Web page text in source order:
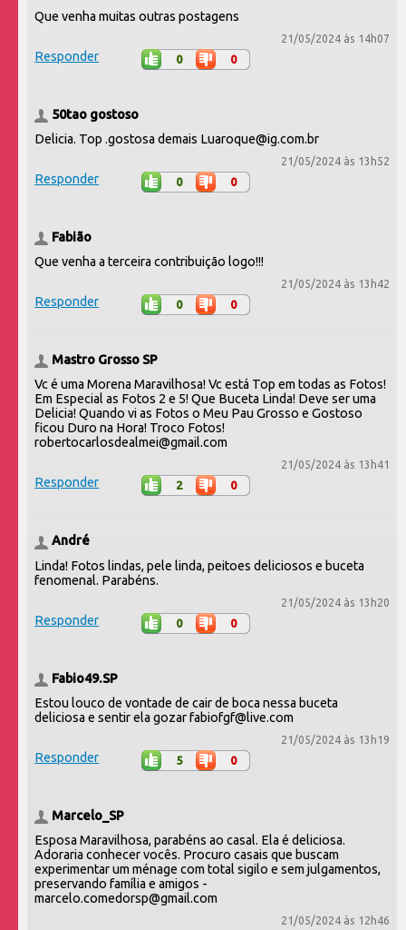
Que venha muitas outras postagens
21/05/2024 às 14h07
Responder 0 0
50tao gostoso
Delicia. Top .gostosa demais Luaroque@ig.com.br
21/05/2024 às 13h52
Responder 0 0
Fabião
Que venha a terceira contribuição logo!!!
21/05/2024 às 13h42
Responder 0 0
Mastro Grosso SP
Vc é uma Morena Maravilhosa! Vc está Top em todas as Fotos!
Em Especial as Fotos 2 e 5! Que Buceta Linda! Deve ser uma
Delicia! Quando vi as Fotos o Meu Pau Grosso e Gostoso
ficou Duro na Hora! Troco Fotos!
robertocarlosdealmei@gmail.com
21/05/2024 às 13h41
Responder 2 0
André
Linda! Fotos lindas, pele linda, peitoes deliciosos e buceta
fenomenal. Parabéns.
21/05/2024 às 13h20
Responder 0 0
Fabio49.SP
Estou louco de vontade de cair de boca nessa buceta
deliciosa e sentir ela gozar fabiofgf@live.com
21/05/2024 às 13h19
Responder 5 0
Marcelo_SP
Esposa Maravilhosa, parabéns ao casal. Ela é deliciosa.
Adoraria conhecer vocês. Procuro casais que buscam
experimentar um ménage com total sigilo e sem julgamentos,
preservando família e amigos -
marcelo.comedorsp@gmail.com
21/05/2024 às 12h46